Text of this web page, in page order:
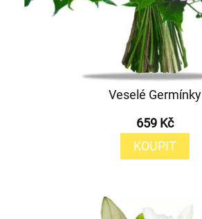
Veselé Germínky
659 Kč
KOUPIT